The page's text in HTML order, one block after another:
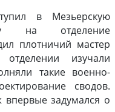
в Мезьерскую
на отделение
плотничий мастер
изучали
такие военно-
сводов.
задумался о